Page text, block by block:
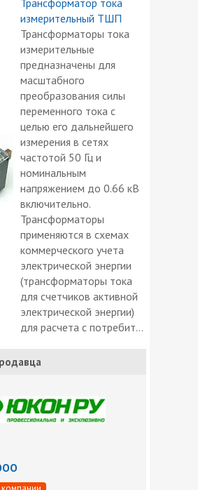
измерительный ТШП
Трансформаторы тока
измерительные
предназначены для
масштабного
преобразования силы
переменного тока с
целью его дальнейшего
измерения в сетях
частотой 50 Гц и
номинальным
напряжением до 0.66 кВ
включительно.
Трансформаторы
применяются в схемах
коммерческого учета
электрической энергии
(трансформаторы тока
для счетчиков активной
электрической энергии)
для расчета с потребит...